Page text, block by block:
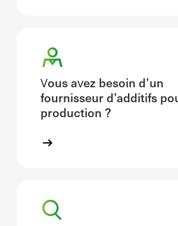
Vous avez besoin d’un
fournisseur d’additifs
production ?